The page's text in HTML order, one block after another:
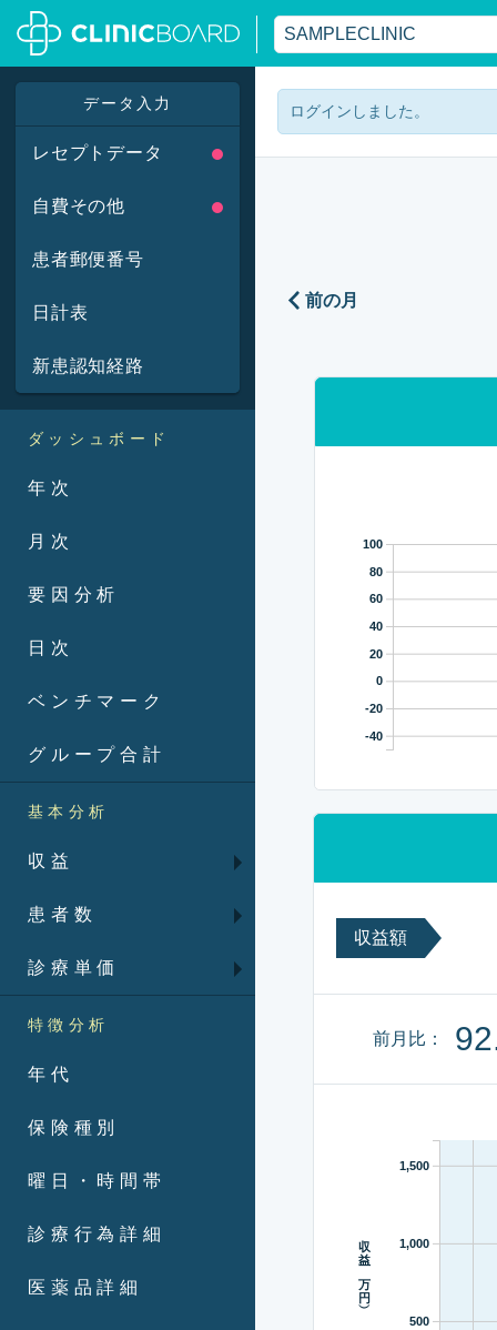
データ入力
レセプトデータ
自費その他
患者郵便番号
日計表
新患認知経路
ダッシュボード
年次
月次
要因分析
日次
ベンチマーク
グループ合計
基本分析
収益
患者数
診療単価
特徴分析
年代
保険種別
曜日・時間帯
診療行為詳細
医薬品詳細
ログインしました。
前の月
100
80
60
40
20
0
-20
-40
収益額
前月比：
1,500
1,000
500
収益（万円）